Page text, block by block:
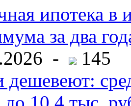
ипотека в
за два
-
145
дешевеют: